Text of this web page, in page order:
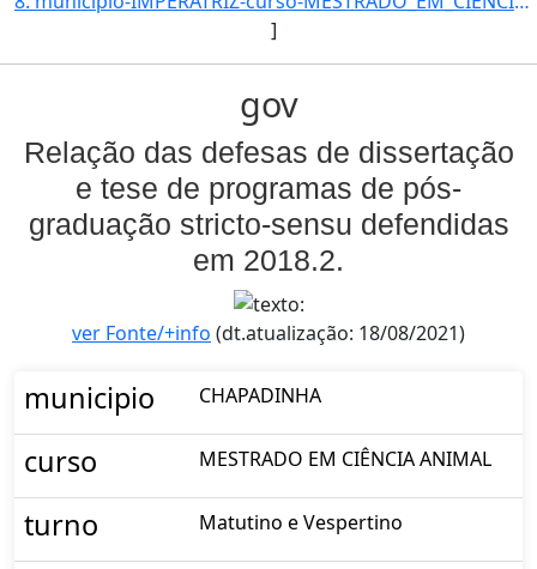
]
gov
Relação das defesas de dissertação
e tese de programas de pós-
graduação stricto-sensu defendidas
em 2018.2.
ver Fonte/+info (dt.atualização: 18/08/2021)
municipio CHAPADINHA
curso MESTRADO EM CIÊNCIA ANIMAL
turno Matutino e Vespertino